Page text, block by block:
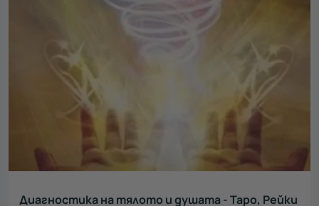
Диагностика на тялото и душата - Таро, Рейки